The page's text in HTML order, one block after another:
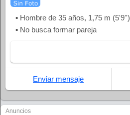
▪ Hombre de 35 años, 1,75 m (5'9'')
▪ No busca formar pareja
Enviar mensaje
Anuncios